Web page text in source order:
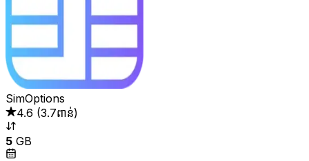
SimOptions
4.6 (3.7ពាន់)
5 GB